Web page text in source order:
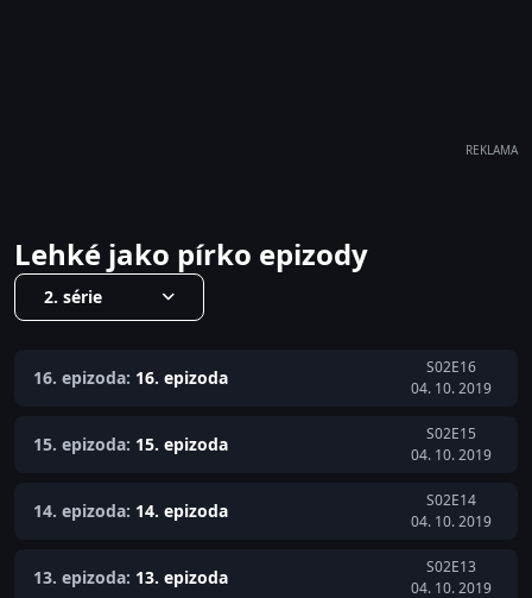
REKLAMA
Lehké jako pírko epizody
2. série
16. epizoda: 16. epizoda
S02E16
04. 10. 2019
15. epizoda: 15. epizoda
S02E15
04. 10. 2019
14. epizoda: 14. epizoda
S02E14
04. 10. 2019
13. epizoda: 13. epizoda
S02E13
04. 10. 2019